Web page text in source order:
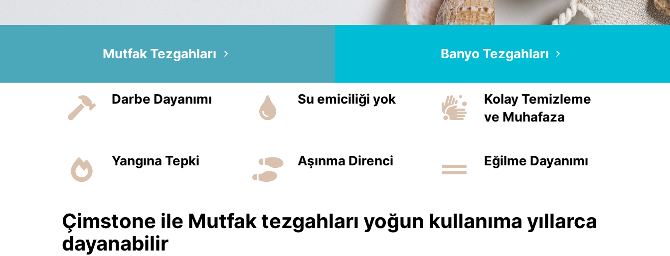
Mutfak Tezgahları Banyo Tezgahları
Darbe Dayanımı Su emiciliği yok
Kolay Temizleme
ve Muhafaza
Yangına Tepki Aşınma Direnci Eğilme Dayanımı
Çimstone ile Mutfak tezgahları yoğun kullanıma yıllarca
dayanabilir